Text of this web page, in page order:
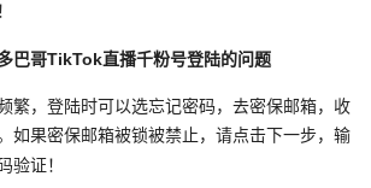
巴哥TikTok直播千粉号登陆的问题
繁，登陆时可以选忘记密码，去密保邮箱，收
如果密保邮箱被锁被禁止，请点击下一步，输
验证！